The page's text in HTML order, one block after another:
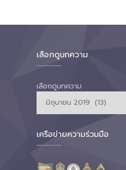
เลือกดูบทความ
เลือกดูบทความ
เครือข่ายความร่วมมือ